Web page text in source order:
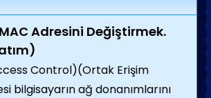
Adresini Değiştirmek.
Control)(Ortak Erişim
bilgisayarın ağ donanımlarını